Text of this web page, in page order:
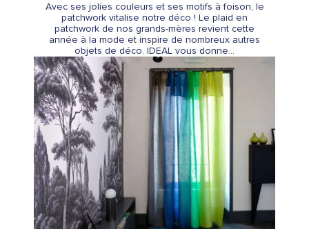
Avec ses jolies couleurs et ses motifs à foison, le
patchwork vitalise notre déco ! Le plaid en
patchwork de nos grands-mères revient cette
année à la mode et inspire de nombreux autres
objets de déco. IDEAL vous donne...